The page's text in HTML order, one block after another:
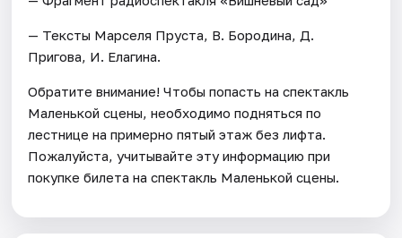
— Тексты Марселя Пруста, В. Бородина, Д.
Пригова, И. Елагина.
Обратите внимание! Чтобы попасть на спектакль
Маленькой сцены, необходимо подняться по
лестнице на примерно пятый этаж без лифта.
Пожалуйста, учитывайте эту информацию при
покупке билета на спектакль Маленькой сцены.